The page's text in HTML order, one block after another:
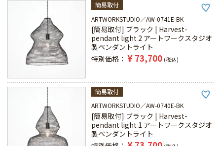
簡易取付
ARTWORKSTUDIO
AW-0741E-BK
[簡易取付] ブラック | Harvest-
pendant light 2 アートワークスタジオ
製ペンダントライト
特別価格
¥ 73,700 税込
簡易取付
ARTWORKSTUDIO
AW-0740E-BK
[簡易取付] ブラック | Harvest-
pendant light 1 アートワークスタジオ
製ペンダントライト